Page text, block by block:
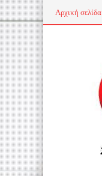
Αρχική σελίδα